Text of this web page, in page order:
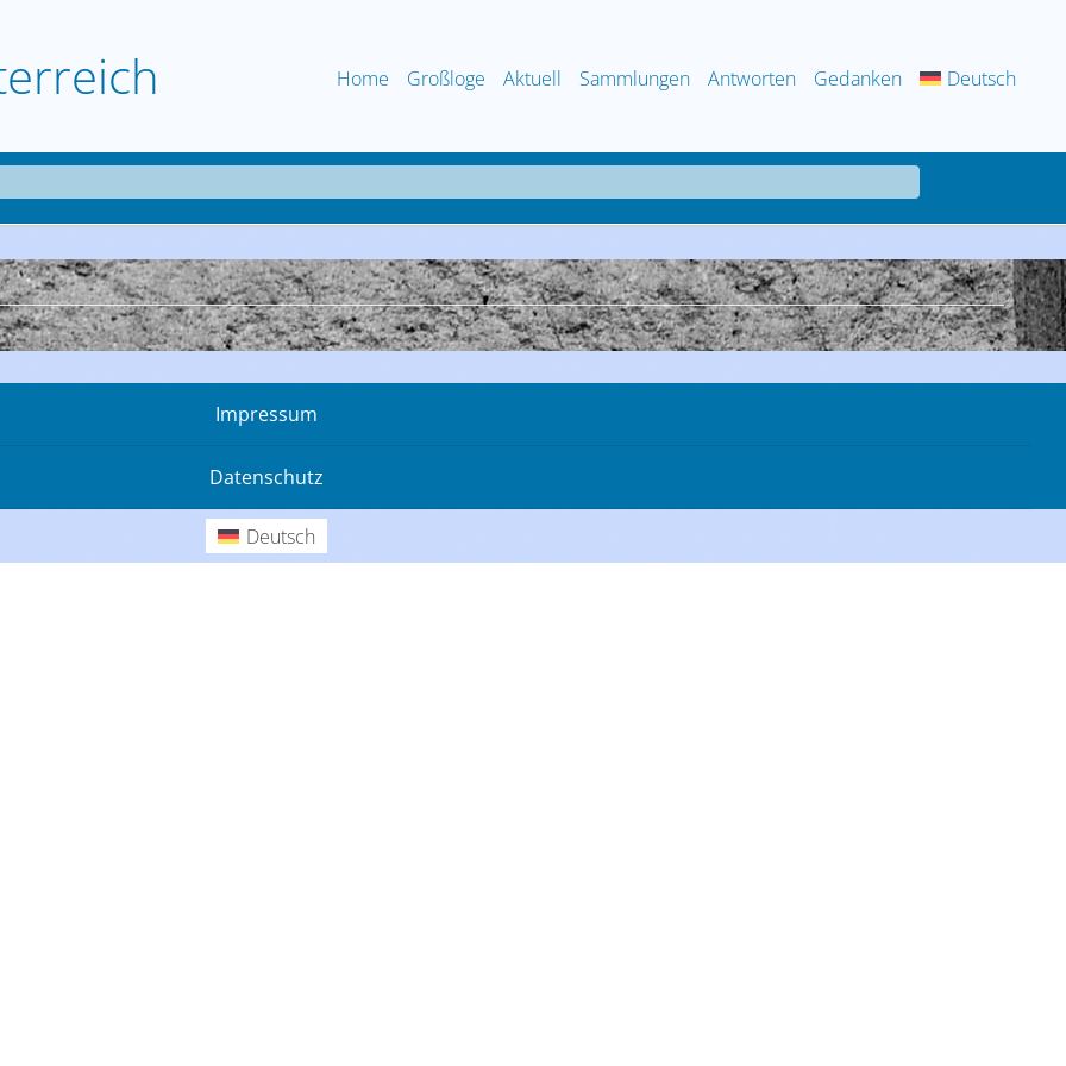
Home Großloge Aktuell Sammlungen Antworten Gedanken Deutsch
Impressum
Datenschutz
Deutsch